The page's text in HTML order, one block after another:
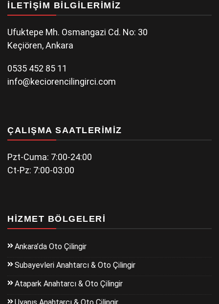
İLETIŞIM BILGILERIMIZ
Ufuktepe Mh. Osmangazi Cd. No: 30
Keçiören, Ankara
0535 452 85 11
info@keciorencilingirci.com
ÇALIŞMA SAATLERIMIZ
Pzt-Cuma: 7:00-24:00
Ct-Pz: 7:00-03:00
HIZMET BÖLGELERI
Ankara’da Oto Çilingir
Subayevleri Anahtarcı & Oto Çilingir
Atapark Anahtarcı & Oto Çilingir